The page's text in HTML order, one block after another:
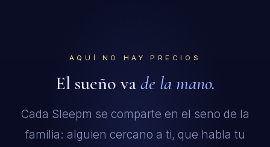
AQUÍ NO HAY PRECIOS
El sueño vade la mano.
Cada Sleepm se comparte en el seno de la
familia: alguien cercano a ti, que habla tu